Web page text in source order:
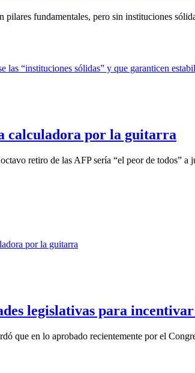
pilares fundamentales, pero sin instituciones
calculadora por la guitarra
retiro de las AFP sería “el peor de todos”
legislativas para
que en lo aprobado recientemente por el